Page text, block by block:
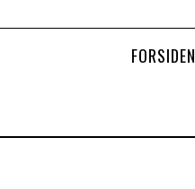
FORSIDEN